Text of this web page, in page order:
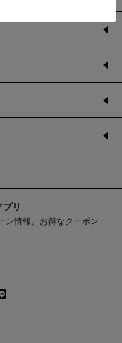
リ
ン情報、お得なクーポン